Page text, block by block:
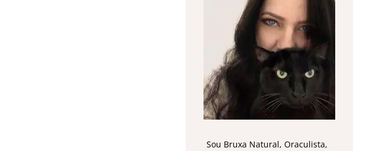
Sou Bruxa Natural, Oraculista,